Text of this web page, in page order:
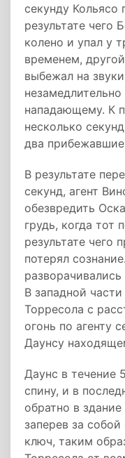
секунду Кольясо
результате чего
колено и упал у
временем,
выбежал на
нападающему. К
несколько
два прибежавшие
В результате
секунд, агент
обезвредить
грудь, когда тот
результате чего
потерял
В западной
Торресола с
огонь по агенту
Даунсу
Даунс в течение
спину, и в
обратно в
заперев за
ключ, таким